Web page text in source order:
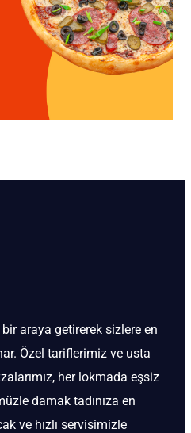
araya getirerek sizlere en
Özel tariflerimiz ve usta
her lokmada eşsiz
damak tadınıza en
ve hızlı servisimizle